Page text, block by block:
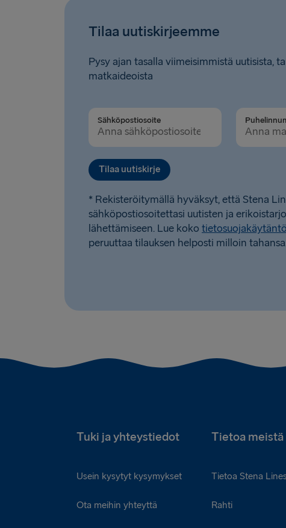
Tilaa uutiskirjeemme
Pysy ajan tasalla viimeisimmistä uutisista,
matkaideoista
Sähköpostiosoite
Tilaa uutiskirje
* Rekisteröitymällä hyväksyt, että Stena
sähköpostiosoitettasi uutisten ja
lähettämiseen. Lue koko
peruuttaa tilauksen helposti milloin
Tuki ja yhteystiedot Tietoa meistä
Usein kysytyt kysymykset
Ota meihin yhteyttä
Tietoa Stena
Rahti